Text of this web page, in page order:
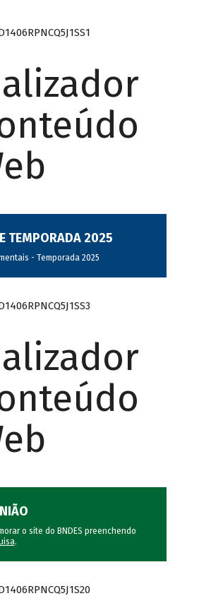
TEMPORADA 2025
- Temporada 2025
o site do BNDES preenchendo
.